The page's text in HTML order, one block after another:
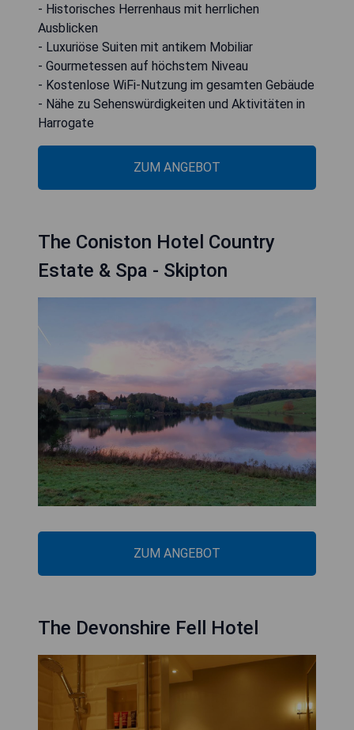
- Historisches Herrenhaus mit herrlichen
Ausblicken
- Luxuriöse Suiten mit antikem Mobiliar
- Gourmetessen auf höchstem Niveau
- Kostenlose WiFi-Nutzung im gesamten Gebäude
- Nähe zu Sehenswürdigkeiten und Aktivitäten in
Harrogate
ZUM ANGEBOT
The Coniston Hotel Country
Estate & Spa - Skipton
ZUM ANGEBOT
The Devonshire Fell Hotel